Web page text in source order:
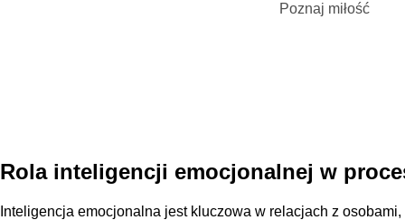
Poznaj miłość
Rola inteligencji emocjonalnej w
Inteligencja emocjonalna jest kluczowa w relacjach z